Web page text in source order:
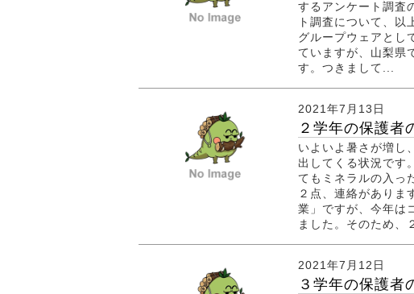
するアンケート調査
ト調査について、
グループウェアと
ていますが、山梨県
す。つきまして...
2021年7月13日
２学年の保護者
いよいよ暑さが増し
出してくる状況です
てもミネラルの入っ
２点、連絡がありま
業」ですが、今年は
ました。そのため、
2021年7月12日
３学年の保護者